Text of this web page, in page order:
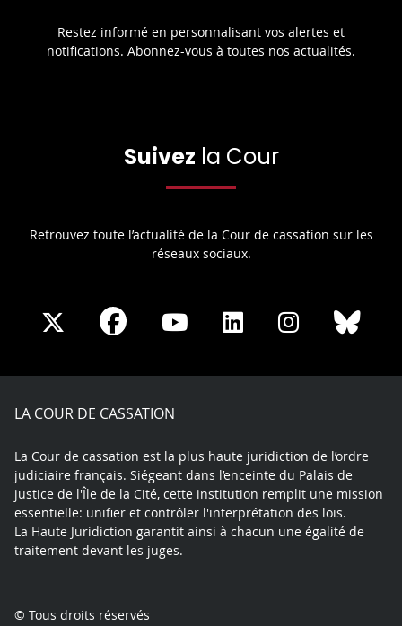
Restez informé en personnalisant vos alertes et
notifications. Abonnez-vous à toutes nos actualités.
Suivez la Cour
Retrouvez toute l’actualité de la Cour de cassation sur les
réseaux sociaux.
Share
X
Share
Facebook
Share
Youtube
Share
LinkedIn
Share
Instagram
LA COUR DE CASSATION
La Cour de cassation est la plus haute juridiction de l’ordre
judiciaire français. Siégeant dans l’enceinte du Palais de
justice de l'Île de la Cité, cette institution remplit une mission
essentielle: unifier et contrôler l'interprétation des lois.
La Haute Juridiction garantit ainsi à chacun une égalité de
traitement devant les juges.
© Tous droits réservés